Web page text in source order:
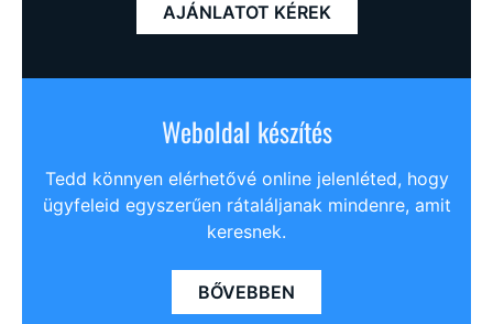
AJÁNLATOT KÉREK
Weboldal készítés
Tedd könnyen elérhetővé online jelenléted, hogy
ügyfeleid egyszerűen rátaláljanak mindenre, amit
keresnek.
BŐVEBBEN